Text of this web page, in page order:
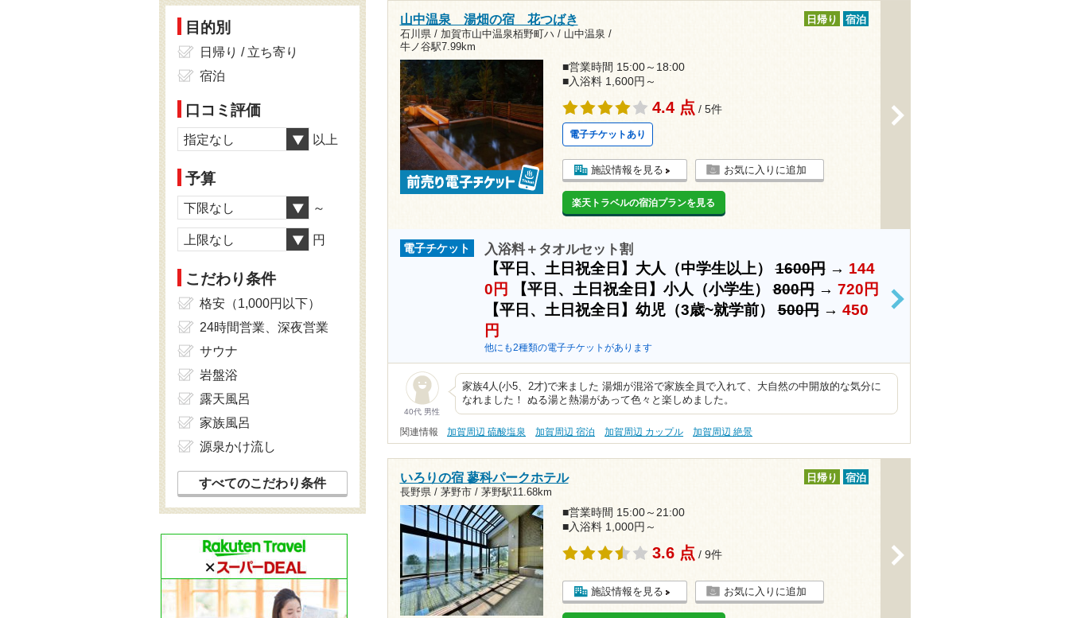
山中温泉 湯畑の宿 花つばき
石川県 / 加賀市山中温泉栢野町ハ / 山中温泉 /
牛ノ谷駅7.99km
日帰り 宿泊
■営業時間 15:00～18:00
■入浴料 1,600円～
4.4 点 / 5件
電子チケットあり
施設情報を見る お気に入りに追加
楽天トラベルの宿泊プランを見る
電子チケット 入浴料＋タオルセット割
【平日、土日祝全日】大人（中学生以上）1600円→ 144
0円
【平日、土日祝全日】小人（小学生）800円→ 720円
【平日、土日祝全日】幼児（3歳~就学前）500円→ 450
円
他にも2種類の電子チケットがあります
>
40代 男性
家族4人(小5、2才)で来ました 湯畑が混浴で家族全員で入れて、大自然の中開放的な気分に
なれました！ ぬる湯と熱湯があって色々と楽しめました。
関連情報 加賀周辺 硫酸塩泉 加賀周辺 宿泊 加賀周辺 カップル 加賀周辺 絶景
いろりの宿 蓼科パークホテル
長野県 / 茅野市 / 茅野駅11.68km
日帰り 宿泊
■営業時間 15:00～21:00
■入浴料 1,000円～
3.6 点 / 9件
施設情報を見る お気に入りに追加
目的別
日帰り / 立ち寄り
宿泊
口コミ評価
指定なし 以上
予算
下限なし ～
上限なし 円
こだわり条件
格安（1,000円以下）
24時間営業、深夜営業
サウナ
岩盤浴
露天風呂
家族風呂
源泉かけ流し
すべてのこだわり条件